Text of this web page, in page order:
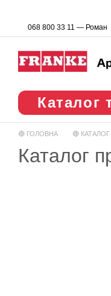
068 800 33 11 — Роман
Каталог
🔴 ГОЛОВНА 🔴 КАТАЛОГ
Каталог